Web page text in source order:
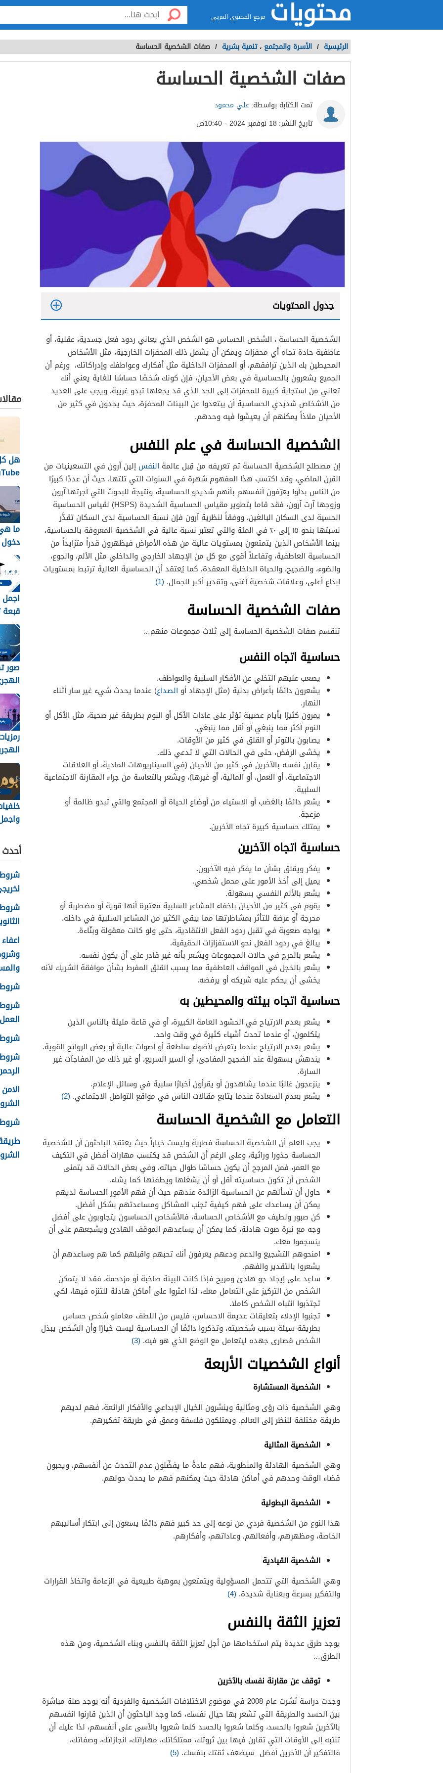
مرجع المحتوى العربي
الرئيسية / الأسرة والمجتمع ، تنمية بشرية / صفات الشخصية الحساسة
صفات الشخصية الحساسة
تمت الكتابة بواسطة:علي محمود
تاريخ النشر: 18 نوفمبر 2024 - 10:40ص
جدول المحتويات
حساسية اتجاه النفس
حساسية اتجاه الآخرين
حساسية اتجاه بيئته والمحيطين به
الشخصية الحساسة ، الشخص الحساس هو الشخص الذي يعاني ردود فعل جسدية، عقلية، أو
عاطفية حادة تجاه أي محفزات ويمكن أن يشمل ذلك المحفزات الخارجية، مثل الأشخاص
المحيطين بك الذين ترافقهم، أو المحفزات الداخلية مثل أفكارك وعواطفك وإدراكاتك، ورغم أن
الجميع يشعرون بالحساسية في بعض الأحيان، فإن كونك شخصًا حساسًا للغاية يعني أنك
تعاني من استجابة كبيرة للمحفزات إلى الحد الذي قد يجعلها تبدو غريبة، ويجب على العديد
من الأشخاص شديدي الحساسية أن يبتعدوا عن البيئات المحفزة، حيث يجدون في كثير من
الأحيان ملاذاً يمكنهم أن يعيشوا فيه وحدهم.
الشخصية الحساسة في علم النفس
إن مصطلح الشخصية الحساسة تم تعريفه من قِبل عالمة النفس إلين آرون في التسعينيات من
القرن الماضي، وقد اكتسب هذا المفهوم شهرة في السنوات التي تلتها، حيث أن عددًا كبيرًا
من الناس بدأوا يعرّفون أنفسهم بأنهم شديدو الحساسية، ونتيجة للبحوث التي أجرتها آرون
وزوجها آرت آرون، فقد قاما بتطوير مقياس الحساسية الشديدة (HSPS) لقياس الحساسية
الحسية لدى السكان البالغين، ووفقاً لنظرية آرون فإن نسبة الحساسية لدى السكان تقدَّر
نسبتها بنحو ١٥ إلى ٢٠ في المئة والتي تعتبر نسبة عالية في الشخصية المعروفة بالحساسية،
بينما الأشخاص الذين يتمتعون بمستويات عالية من هذه الأمراض فيظهرون قدراً متزايداً من
الحساسية العاطفية، وتفاعلاً أقوى مع كل من الإجهاد الخارجي والداخلي مثل الألم، والجوع،
والضوء، والضجيج، والحياة الداخلية المعقدة، كما يُعتقد أن الحساسية العالية ترتبط بمستويات
إبداع أعلى، وعلاقات شخصية أغنى، وتقدير أكبر للجمال. (1)
صفات الشخصية الحساسة
تنقسم صفات الشخصية الحساسة إلى ثلاث مجموعات منهم…
حساسية اتجاه النفس
يصعب عليهم التخلي عن الأفكار السلبية والعواطف.
يشعرون دائمًا بأعراض بدنية (مثل الإجهاد أو الصداع) عندما يحدث شيء غير سار أثناء
النهار.
يمرون كثيرًا بأيام عصيبة تؤثر على عادات الأكل أو النوم بطريقة غير صحية، مثل الأكل أو
النوم أكثر مما ينبغي أو أقل مما ينبغي.
يصابون بالتوتر أو القلق في كثير من الأوقات.
يخشى الرفض، حتى في الحالات التي لا تدعي ذلك.
يقارن نفسه بالآخرين في كثير من الأحيان (في السيناريوهات المادية، أو العلاقات
الاجتماعية، أو العمل، أو المالية، أو غيرها)، ويشعر بالتعاسة من جراء المقارنة الاجتماعية
السلبية.
يشعر دائمًا بالغضب أو الاستياء من أوضاع الحياة أو المجتمع والتي تبدو ظالمة أو
مزعجة.
يمتلك حساسية كبيرة تجاه الأخرين.
حساسية اتجاه الآخرين
يفكر ويقلق بشأن ما يفكر فيه الآخرون.
يميل إلى أخذ الأمور على محمل شخصي.
يشعر بالألم النفسي بسهولة.
يقوم في كثير من الأحيان بإخفاء المشاعر السلبية معتبرة أنها قوية أو مضطربة أو
محرجة أو عرضة للتأثر بمشاطرتها مما يبقي الكثير من المشاعر السلبية في داخله.
يواجه صعوبة في تقبل ردود الفعل الانتقادية، حتى ولو كانت معقولة وبنّاءة.
يبالغ في ردود الفعل نحو الاستفزازات الحقيقية.
يشعر بالحرج في حالات المجموعات ويشعر بأنه غير قادر على أن يكون نفسه.
يشعر بالخجل في المواقف العاطفية مما يسبب القلق المفرط بشأن موافقة الشريك لأنه
يخشى أن يحكم عليه شريكه أو يرفضه.
حساسية اتجاه بيئته والمحيطين به
يشعر بعدم الارتياح في الحشود العامة الكبيرة، أو في قاعة مليئة بالناس الذين
يتكلمون، أو عندما تحدث أشياء كثيرة في وقت واحد.
يشعر بعدم الارتياح عندما يتعرض لأضواء ساطعة أو أصوات عالية أو بعض الروائح القوية.
يندهش بسهولة عند الضجيج المفاجئ، أو السير السريع، أو غير ذلك من المفاجآت غير
السارة.
ينزعجون غالبًا عندما يشاهدون أو يقرأون أخبارًا سلبية في وسائل الإعلام.
يشعر بعدم السعادة عندما يتابع مقالات الناس في مواقع التواصل الاجتماعي. (2)
التعامل مع الشخصية الحساسة
يجب العلم أن الشخصية الحساسة فطرية وليست خياراً حيث يعتقد الباحثون أن للشخصية
الحساسة جذورا وراثية، وعلى الرغم أن الشخص قد يكتسب مهارات أفضل في التكيف
مع العمر، فمن المرجح أن يكون حساسًا طوال حياته، وفي بعض الحالات قد يتمنى
الشخص أن تكون حساسيته أقل أو أن يشغلها ويطفئها كما يشاء.
حاول أن تسألهم عن الحساسية الزائدة عندهم حيث أن فهم الأمور الحساسة لديهم
يمكن أن يساعدك على فهم كيفية تجنب المشاكل ومساعدتهم بشكل أفضل.
كن صبور ولطيف مع الأشخاص الحساسة، فالأشخاص الحساسون يتجاوبون على أفضل
وجه مع نبرة صوت هادئة، كما يمكن أن يساعدهم الموقف الهادئ ويشجعهم على أن
ينسجموا معك.
امنحوهم التشجيع والدعم ودعهم يعرفون أنك تحبهم واقبلهم كما هم وساعدهم أن
يشعروا بالتقدير والفهم.
ساعِد على إيجاد جو هادئ ومريح فإذا كانت البيئة صاخبة أو مزدحمة، فقد لا يتمكن
الشخص من التركيز على التعامل معك، لذا اعثروا على أماكن هادئة للتنزه فيها، لكي
تجتذبوا انتباه الشخص كاملا.
تجنبوا الإدلاء بتعليقات عديمة الاحساس، فليس من اللطف معاملو شخص حساس
بطريقة سيئة بسبب شخصيته، وتذكروا دائمًا أن الحساسية ليست خيارًا وأن الشخص يبذل
الشخص قصارى جهده ليتعامل مع الوضع الذي هو فيه. (3)
أنواع الشخصيات الأربعة
الشخصية المستشارة
وهي الشخصية ذات رؤى ومثالية وينشرون الخيال الإبداعي والأفكار الرائعة، فهم لديهم
طريقة مختلفة للنظر إلى العالم. ويمتلكون فلسفة وعمق في طريقة تفكيرهم.
الشخصية المثالية
وهي الشخصية الهادئة والمنطوية، فهم عادةً ما يفضِّلون عدم التحدث عن أنفسهم، ويحبون
قضاء الوقت وحدهم في أماكن هادئة حيث يمكنهم فهم ما يحدث حولهم.
الشخصية البطولية
هذا النوع من الشخصية فردي من نوعه إلى حد كبير فهم دائمًا يسعون إلى ابتكار أساليبهم
الخاصة، ومظهرهم، وأفعالهم، وعاداتهم، وأفكارهم.
الشخصية القيادية
وهي الشخصية التي تتحمل المسؤولية ويتمتعون بموهبة طبيعية في الزعامة واتخاذ القرارات
والتفكير بسرعة وبعناية شديدة. (4)
تعزيز الثقة بالنفس
يوجد طرق عديدة يتم استخدامها من أجل تعزيز الثقة بالنفس وبناء الشخصية، ومن هذه
الطرق…
توقف عن مقارنة نفسك بالآخرين
وجدت دراسة نُشرت عام 2008 في موضوع الاختلافات الشخصية والفردية أنه يوجد صلة مباشرة
بين الحسد والطريقة التي تشعر بها حيال نفسك، كما وجد الباحثون أن الذين قارنوا انفسهم
بالآخرين شعروا بالحسد، وكلما شعروا بالحسد كلما شعروا بالأسى على أنفسهم، لذا عليك أن
تنتبه إلى الأوقات التي تقارن فيها بين ثروتك، ممتلكاتك، مهاراتك، انجازاتك، وصفاتك،
فالتفكير أن الآخرين أفضل سيضعف ثقتك بنفسك. (5)
هل
ما
دخول
جسر
2026 / 1448
قبعة
صور
1448
1448
أحدث
شروط
شروط
شروط
العمل
شروط
شروط
شروط